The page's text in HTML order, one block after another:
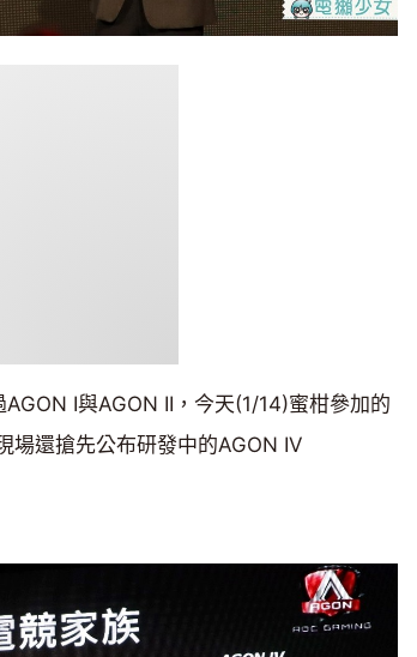
I與AGON II，今天(1/14)蜜柑參加的
場還搶先公布研發中的AGON IV